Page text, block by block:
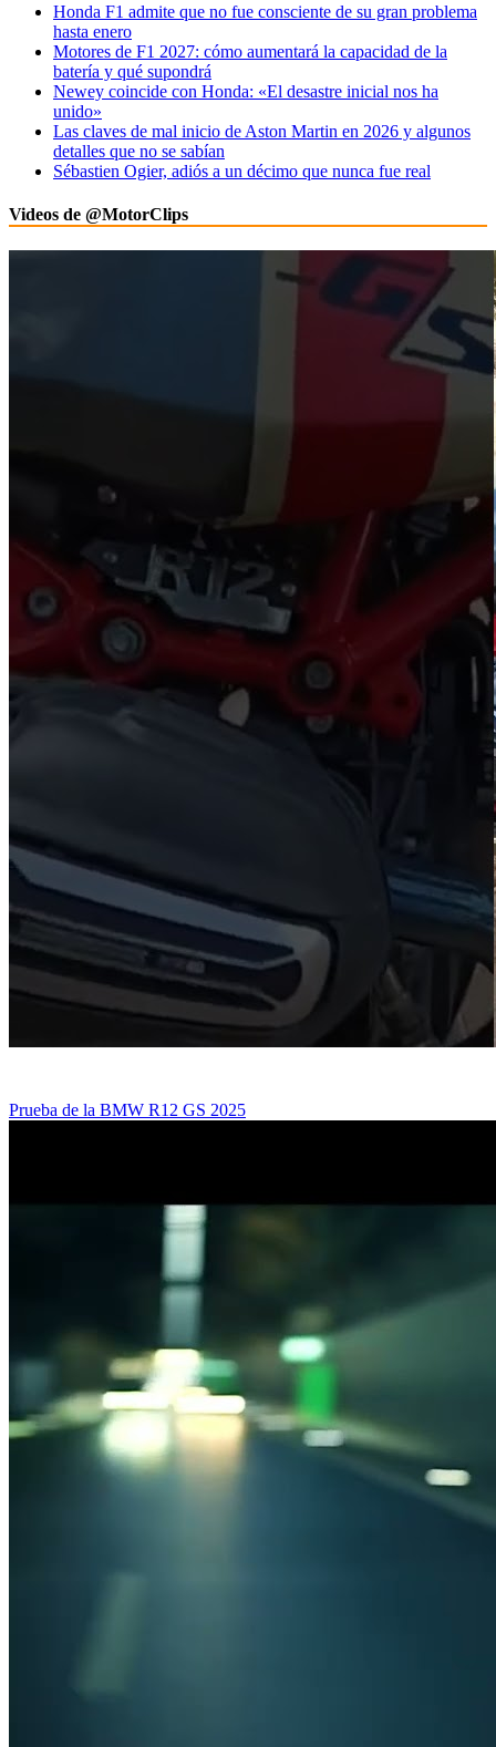
Honda F1 admite que no fue consciente de su gran problema
hasta enero
Motores de F1 2027: cómo aumentará la capacidad de la
batería y qué supondrá
Newey coincide con Honda: «El desastre inicial nos ha
unido»
Las claves de mal inicio de Aston Martin en 2026 y algunos
detalles que no se sabían
Sébastien Ogier, adiós a un décimo que nunca fue real
Videos de @MotorClips
Prueba de la BMW R12 GS 2025